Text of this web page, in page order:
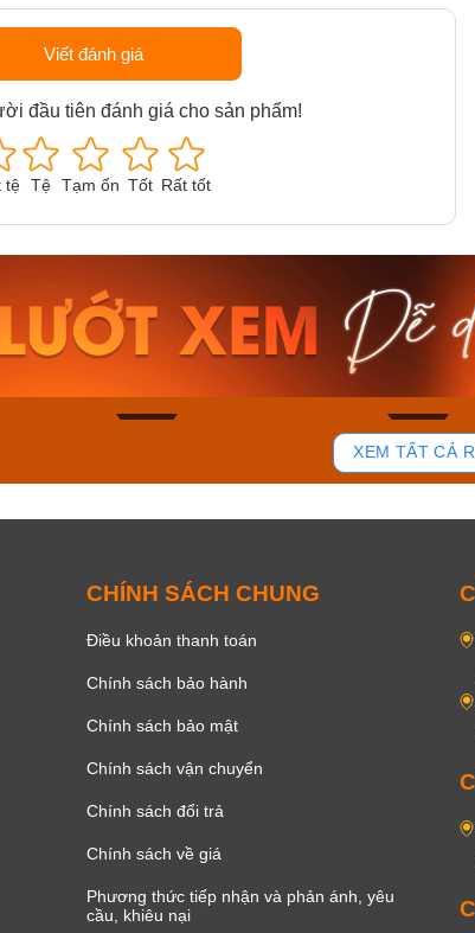
Viết đánh giá
đầu tiên đánh giá cho sản phẩm!
tệ Tệ Tạm ổn Tốt Rất tốt
Casio Nam MTS-
115D-1AVDF
2.823.000₫
2.399.550₫
Mua ngay
Casio Nam
RS100L-
4.276.000₫
3.634.600₫
XEM TẤT CẢ
CHÍNH SÁCH CHUNG
Điều khoản thanh toán
Chính sách bảo hành
Chính sách bảo mật
Chính sách vận chuyển
Chính sách đổi trả
Chính sách về giá
Phương thức tiếp nhận và phản ánh, yêu
cầu, khiêu nại